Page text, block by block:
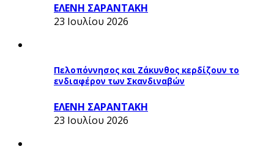
ΕΛΕΝΗ ΣΑΡΑΝΤΑΚΗ
23 Ιουλίου 2026
Πελοπόννησος και Ζάκυνθος κερδίζουν το
ενδιαφέρον των Σκανδιναβών
ΕΛΕΝΗ ΣΑΡΑΝΤΑΚΗ
23 Ιουλίου 2026